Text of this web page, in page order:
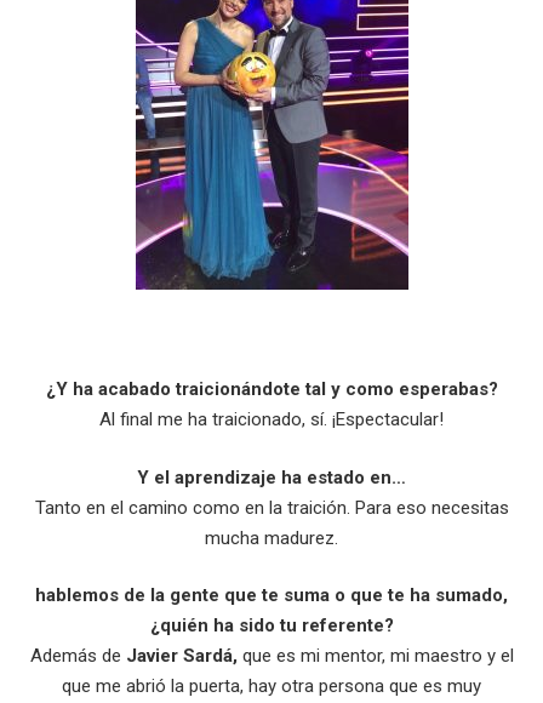
¿Y ha acabado traicionándote tal y como esperabas?
Al final me ha traicionado, sí. ¡Espectacular!
Y el aprendizaje ha estado en…
Tanto en el camino como en la traición. Para eso necesitas
mucha madurez.
hablemos de la gente que te suma o que te ha sumado,
¿quién ha sido tu referente?
Además de Javier Sardá, que es mi mentor, mi maestro y el
que me abrió la puerta, hay otra persona que es muy